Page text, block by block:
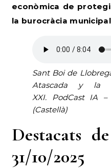
econòmica de
la burocràcia
Sant Boi de
Atascada y la
XXI. PodCast IA
(Castellà)
Destacats
31/10/2025